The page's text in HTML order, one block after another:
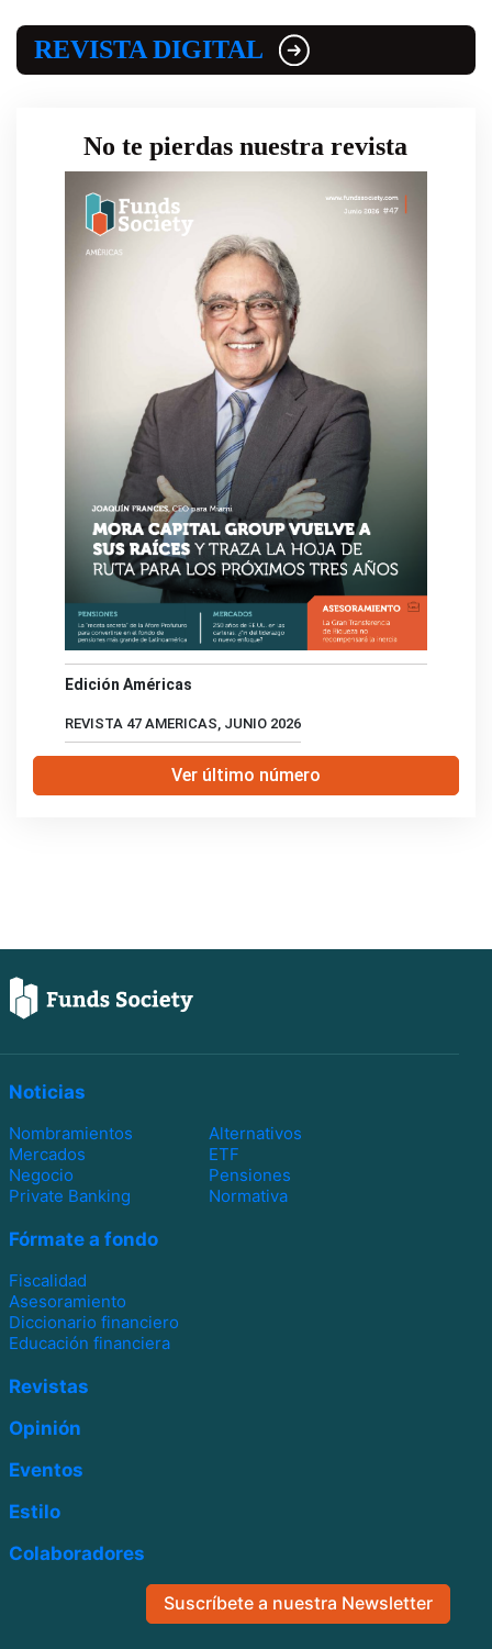
REVISTA DIGITAL
No te pierdas nuestra revista
Edición Américas
REVISTA 47 AMERICAS, JUNIO 2026
Ver último número
Noticias
Nombramientos
Alternativos
Mercados
ETF
Negocio
Pensiones
Private Banking
Normativa
Fórmate a fondo
Fiscalidad
Asesoramiento
Diccionario financiero
Educación financiera
Revistas
Opinión
Eventos
Estilo
Colaboradores
Suscríbete a nuestra Newsletter